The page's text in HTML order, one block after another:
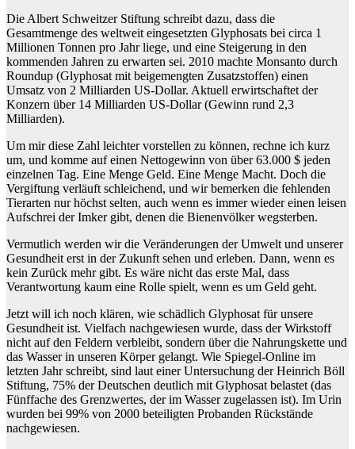
Die Albert Schweitzer Stiftung schreibt dazu, dass die
Gesamtmenge des weltweit eingesetzten Glyphosats bei circa 1
Millionen Tonnen pro Jahr liege, und eine Steigerung in den
kommenden Jahren zu erwarten sei. 2010 machte Monsanto durch
Roundup (Glyphosat mit beigemengten Zusatzstoffen) einen
Umsatz von 2 Milliarden US-Dollar. Aktuell erwirtschaftet der
Konzern über 14 Milliarden US-Dollar (Gewinn rund 2,3
Milliarden).
Um mir diese Zahl leichter vorstellen zu können, rechne ich kurz
um, und komme auf einen Nettogewinn von über 63.000 $ jeden
einzelnen Tag. Eine Menge Geld. Eine Menge Macht. Doch die
Vergiftung verläuft schleichend, und wir bemerken die fehlenden
Tierarten nur höchst selten, auch wenn es immer wieder einen leisen
Aufschrei der Imker gibt, denen die Bienenvölker wegsterben.
Vermutlich werden wir die Veränderungen der Umwelt und unserer
Gesundheit erst in der Zukunft sehen und erleben. Dann, wenn es
kein Zurück mehr gibt. Es wäre nicht das erste Mal, dass
Verantwortung kaum eine Rolle spielt, wenn es um Geld geht.
Jetzt will ich noch klären, wie schädlich Glyphosat für unsere
Gesundheit ist. Vielfach nachgewiesen wurde, dass der Wirkstoff
nicht auf den Feldern verbleibt, sondern über die Nahrungskette und
das Wasser in unseren Körper gelangt. Wie Spiegel-Online im
letzten Jahr schreibt, sind laut einer Untersuchung der Heinrich Böll
Stiftung, 75% der Deutschen deutlich mit Glyphosat belastet (das
Fünffache des Grenzwertes, der im Wasser zugelassen ist). Im Urin
wurden bei 99% von 2000 beteiligten Probanden Rückstände
nachgewiesen.